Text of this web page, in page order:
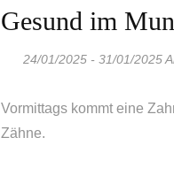
Gesund im
24/01/2025 - 31/01/2025
Vormittags kommt eine
Zähne.